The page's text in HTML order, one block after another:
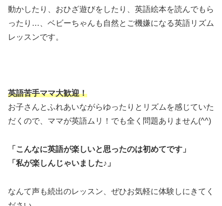
動かしたり、おひざ遊びをしたり、英語絵本を読んでもら
ったり…、ベビーちゃんも自然とご機嫌になる英語リズム
レッスンです。
英語苦手ママ大歓迎！
お子さんとふれあいながらゆったりとリズムを感じていた
だくので、ママが英語ムリ！でも全く問題ありません(^^)
「こんなに英語が楽しいと思ったのは初めてです」
「私が楽しんじゃいました♪」
なんて声も続出のレッスン、ぜひお気軽に体験しにきてく